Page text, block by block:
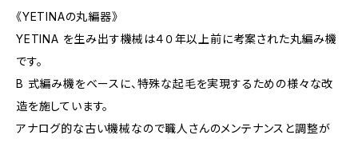
《YETINAの丸編器》
YETINA を生み出す機械は４０年以上前に考案された丸編み機
です。
B 式編み機をベースに、特殊な起毛を実現するための様々な改
造を施しています。
アナログ的な古い機械なので職人さんのメンテナンスと調整が